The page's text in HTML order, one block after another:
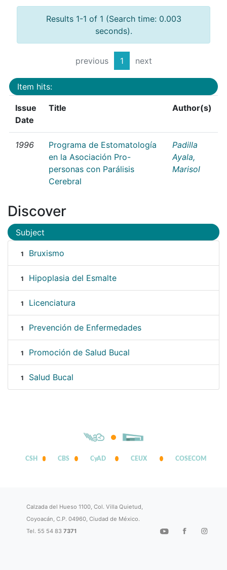
Results 1-1 of 1 (Search time: 0.003
seconds).
previous 1 next
Item hits:
Issue
Date
Title Author(s)
1996
Programa de Estomatología
en la Asociación Pro-
personas con Parálisis
Cerebral
Padilla
Ayala,
Marisol
Discover
Subject
1 Bruxismo
1 Hipoplasia del Esmalte
1 Licenciatura
1 Prevención de Enfermedades
1 Promoción de Salud Bucal
1 Salud Bucal
CSH CBS CyAD CEUX COSECOM
Calzada del Hueso 1100, Col. Villa Quietud,
Coyoacán, C.P. 04960, Ciudad de México.
Tel. 55 54 837371